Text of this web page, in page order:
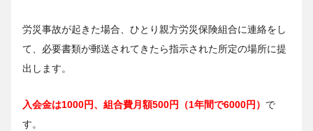
労災事故が起きた場合、ひとり親方労災保険組合に連絡をし
て、必要書類が郵送されてきたら指示された所定の場所に提
出します。
入会金は1000円、組合費月額500円（1年間で6000円） で
す。